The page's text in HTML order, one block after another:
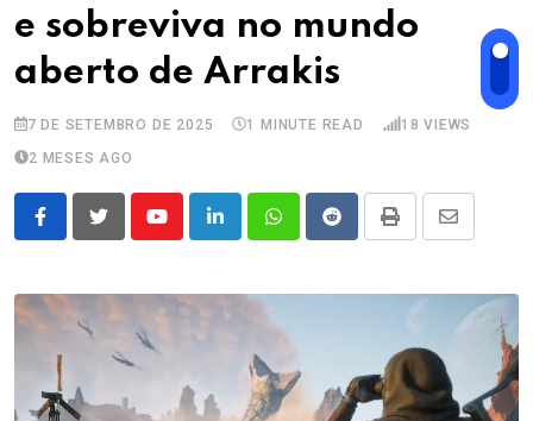
e sobreviva no mundo
aberto de Arrakis
7 DE SETEMBRO DE 2025 1 MINUTE READ 18 VIEWS
2 MESES AGO
YoutubeLinkedInWhatsappRedditPrint
Share
Email